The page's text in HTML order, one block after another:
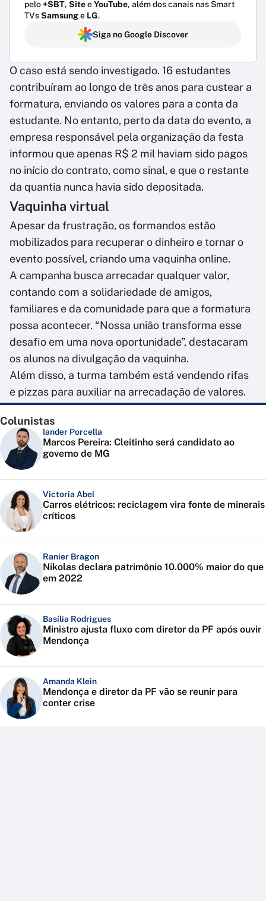
pelo+SBT, SiteeYouTube, além dos canais nas Smart
TVsSamsunge LG.
Siga no Google Discover
O caso está sendo investigado. 16 estudantes
contribuíram ao longo de três anos para custear a
formatura, enviando os valores para a conta da
estudante. No entanto, perto da data do evento, a
empresa responsável pela organização da festa
informou que apenas R$ 2 mil haviam sido pagos
no início do contrato, como sinal, e que o restante
da quantia nunca havia sido depositada.
Vaquinha virtual
Apesar da frustração, os formandos estão
mobilizados para recuperar o dinheiro e tornar o
evento possível, criando uma vaquinha online.
A campanha busca arrecadar qualquer valor,
contando com a solidariedade de amigos,
familiares e da comunidade para que a formatura
possa acontecer. “Nossa união transforma esse
desafio em uma nova oportunidade”, destacaram
os alunos na divulgação da vaquinha.
Além disso, a turma também está vendendo rifas
e pizzas para auxiliar na arrecadação de valores.
Colunistas
Iander Porcella
Marcos Pereira: Cleitinho será candidato ao
governo de MG
Victoria Abel
Carros elétricos: reciclagem vira fonte de minerais
críticos
Ranier Bragon
Nikolas declara patrimônio 10.000% maior do que
em 2022
Basília Rodrigues
Ministro ajusta fluxo com diretor da PF após ouvir
Mendonça
Amanda Klein
Mendonça e diretor da PF vão se reunir para
conter crise